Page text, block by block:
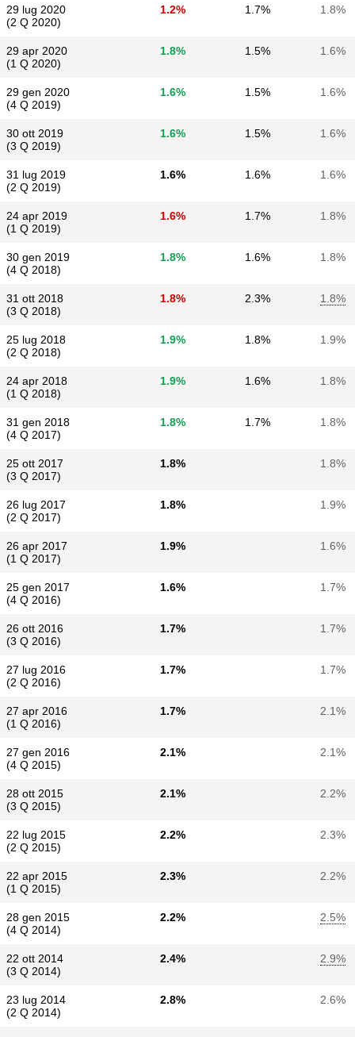
29 lug 2020
(2 Q 2020)
1.2% 1.7% 1.8%
29 apr 2020
(1 Q 2020)
1.8% 1.5% 1.6%
29 gen 2020
(4 Q 2019)
1.6% 1.5% 1.6%
30 ott 2019
(3 Q 2019)
1.6% 1.5% 1.6%
31 lug 2019
(2 Q 2019)
1.6% 1.6% 1.6%
24 apr 2019
(1 Q 2019)
1.6% 1.7% 1.8%
30 gen 2019
(4 Q 2018)
1.8% 1.6% 1.8%
31 ott 2018
(3 Q 2018)
1.8% 2.3% 1.8%
25 lug 2018
(2 Q 2018)
1.9% 1.8% 1.9%
24 apr 2018
(1 Q 2018)
1.9% 1.6% 1.8%
31 gen 2018
(4 Q 2017)
1.8% 1.7% 1.8%
25 ott 2017
(3 Q 2017)
1.8% 1.8%
26 lug 2017
(2 Q 2017)
1.8% 1.9%
26 apr 2017
(1 Q 2017)
1.9% 1.6%
25 gen 2017
(4 Q 2016)
1.6% 1.7%
26 ott 2016
(3 Q 2016)
1.7% 1.7%
27 lug 2016
(2 Q 2016)
1.7% 1.7%
27 apr 2016
(1 Q 2016)
1.7% 2.1%
27 gen 2016
(4 Q 2015)
2.1% 2.1%
28 ott 2015
(3 Q 2015)
2.1% 2.2%
22 lug 2015
(2 Q 2015)
2.2% 2.3%
22 apr 2015
(1 Q 2015)
2.3% 2.2%
28 gen 2015
(4 Q 2014)
2.2% 2.5%
22 ott 2014
(3 Q 2014)
2.4% 2.9%
23 lug 2014
(2 Q 2014)
2.8% 2.6%